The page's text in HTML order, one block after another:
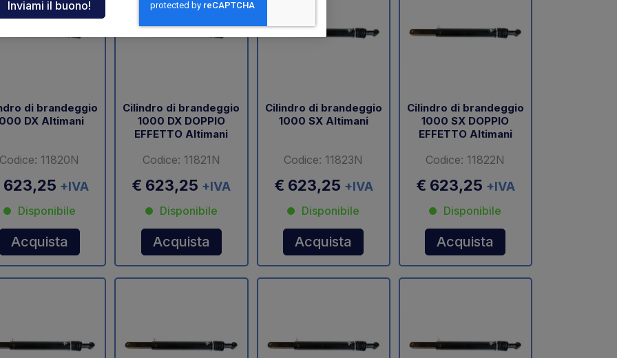
di brandeggio
DX Altimani
Codice: 11820N
623,25 +IVA
Disponibile
Acquista
Cilindro di brandeggio
1000 DX DOPPIO
EFFETTO Altimani
Codice: 11821N
€ 623,25 +IVA
Disponibile
Acquista
Cilindro di brandeggio
1000 SX Altimani
Codice: 11823N
€ 623,25 +IVA
Disponibile
Acquista
Cilindro di brandeggio
1000 SX DOPPIO
EFFETTO Altimani
Codice: 11822N
€ 623,25 +IVA
Disponibile
Acquista